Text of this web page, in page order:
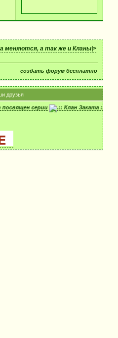
меняются, а так же и Кланы|>
создать форум бесплатно
друзья